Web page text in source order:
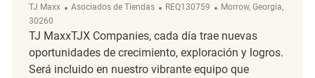
TJ Maxx Categoría
Asociados de Tiendas ReqId
REQ130759 Ubicación
Morrow, Georgia,
30260
TJ MaxxTJX Companies, cada día trae nuevas
oportunidades de crecimiento, exploración y logros.
Será incluido en nuestro vibrante equipo que